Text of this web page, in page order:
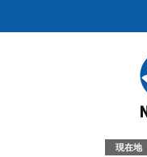
現在地